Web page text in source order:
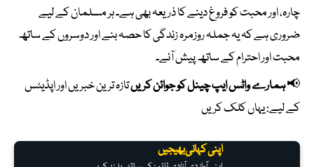
چارہ، اور محبت کو فروغ دینے کا ذریعہ بھی ہے۔ ہر مسلمان کے لیے
ضروری ہے کہ یہ جملہ روزمرہ زندگی کا حصہ بنے اور دوسروں کے ساتھ
محبت اور احترام کے ساتھ پیش آئے۔
📢ہمارے واٹس ایپ چینل کو جوائن کریںتازہ ترین خبریں اور اپڈیٹس
کے لیے:یہاں کلک کریں
اپنی کہانی بھیجیں